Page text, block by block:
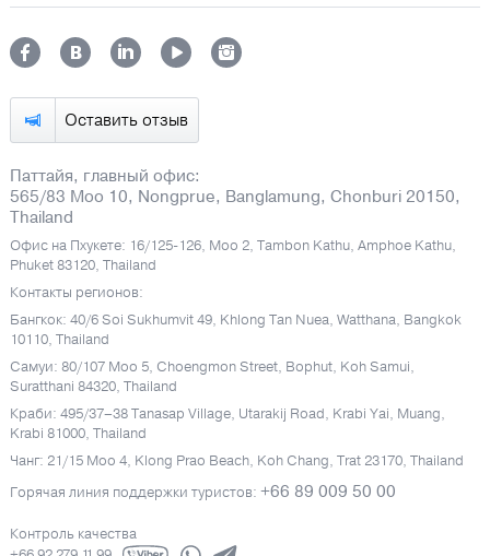
Оставить отзыв
Паттайя, главный офис:
565/83 Moo 10, Nongprue, Banglamung, Chonburi 20150,
Thailand
Офис на Пхукете: 16/125-126, Moo 2, Tambon Kathu, Amphoe Kathu,
Phuket 83120, Thailand
Контакты регионов:
Бангкок: 40/6 Soi Sukhumvit 49, Khlong Tan Nuea, Watthana, Bangkok
10110, Thailand
Самуи: 80/107 Moo 5, Choengmon Street, Bophut, Koh Samui,
Suratthani 84320, Thailand
Краби: 495/37–38 Tanasap Village, Utarakij Road, Krabi Yai, Muang,
Krabi 81000, Thailand
Чанг: 21/15 Moo 4, Klong Prao Beach, Koh Chang, Trat 23170, Thailand
Горячая линия поддержки туристов: +66 89 009 50 00
Контроль качества